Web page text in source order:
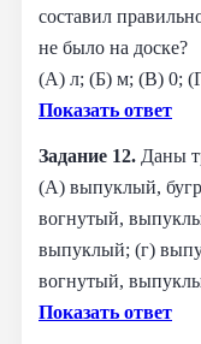
составил
не было на доске?
(А) л; (Б) м; (В) 0;
Показать ответ
Задание 12. Даны
(А) выпуклый,
вогнутый,
выпуклый; (г)
вогнутый,
Показать ответ